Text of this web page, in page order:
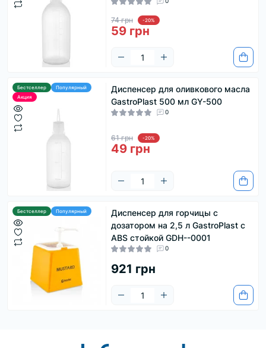
74 грн -20%
59 грн
Бестселлер
Популярный
Акция
Диспенсер для оливкового масла
GastroPlast 500 мл GY-500
0
61 грн -20%
49 грн
Бестселлер Популярный
Диспенсер для горчицы с
дозатором на 2,5 л GastroPlast с
ABS стойкой GDH--0001
0
921 грн